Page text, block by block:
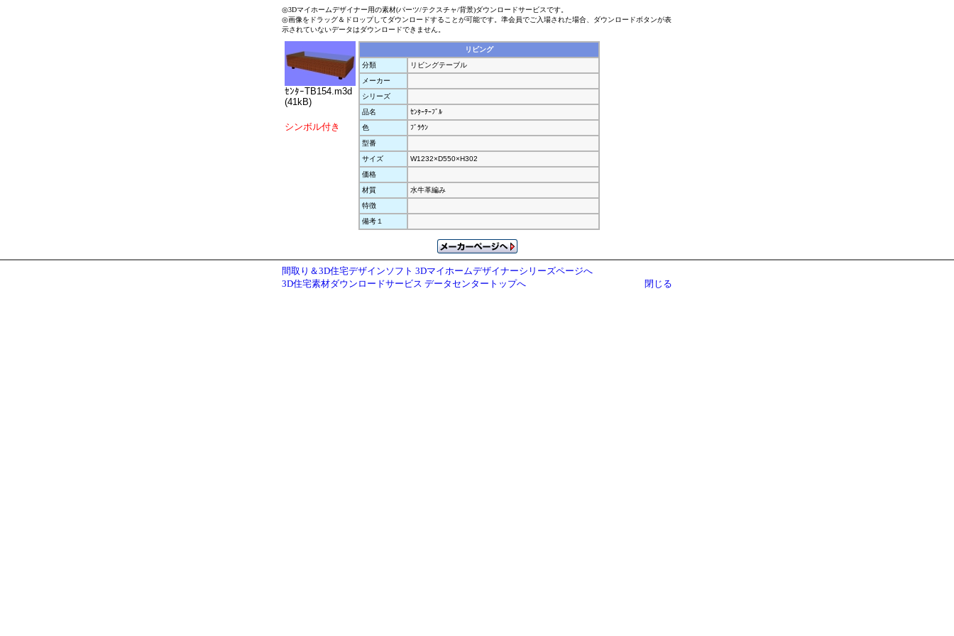
◎3Dマイホームデザイナー用の素材(パーツ/テクスチャ/背景)ダウンロードサービスです。
◎画像をドラッグ＆ドロップしてダウンロードすることが可能です。準会員でご入場された場合、ダウンロードボタンが表
示されていないデータはダウンロードできません。
ｾﾝﾀｰTB154.m3d
(41kB)
シンボル付き
リビング
分類
リビングテーブル
メーカー
シリーズ
品名
ｾﾝﾀｰﾃｰﾌﾞﾙ
色
ﾌﾞﾗｳﾝ
型番
サイズ
W1232×D550×H302
価格
材質
水牛革編み
特徴
備考１
間取り＆3D住宅デザインソフト 3Dマイホームデザイナーシリーズページへ
3D住宅素材ダウンロードサービス データセンタートップへ
閉じる